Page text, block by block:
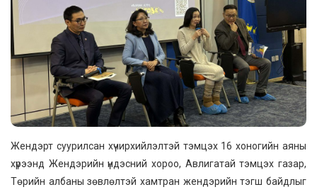
Жендэрт суурилсан хүчирхийлэлтэй тэмцэх 16 хоногийн аяны
хүрээнд Жендэрийн үндэсний хороо, Авлигатай тэмцэх газар,
Төрийн албаны зөвлөлтэй хамтран жендэрийн тэгш байдлыг